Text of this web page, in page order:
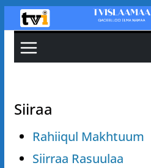
Skip
to
content
Siiraa
Rahiiqul Makhtuum
Siirraa Rasuulaa